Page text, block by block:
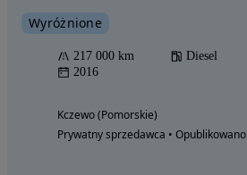
Wyróżnione
217 000 km Diesel
2016
Kczewo (Pomorskie)
Prywatny sprzedawca • Opublikowano